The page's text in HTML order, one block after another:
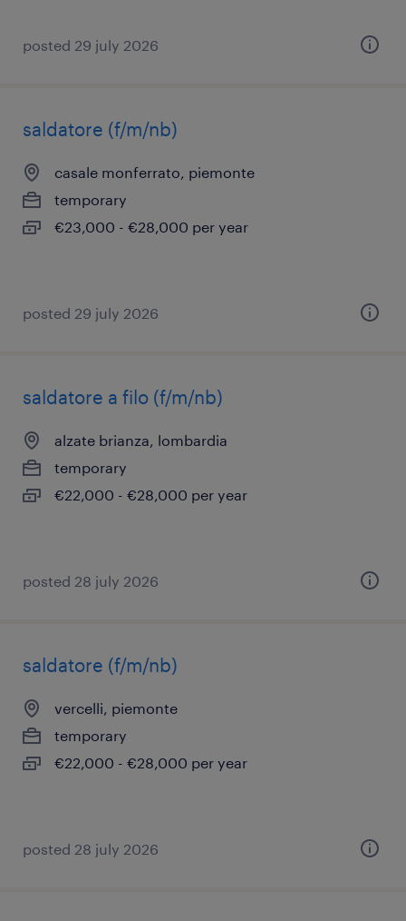
posted 29 july 2026
saldatore (f/m/nb)
casale monferrato, piemonte
temporary
€23,000 - €28,000 per year
posted 29 july 2026
saldatore a filo (f/m/nb)
alzate brianza, lombardia
temporary
€22,000 - €28,000 per year
posted 28 july 2026
saldatore (f/m/nb)
vercelli, piemonte
temporary
€22,000 - €28,000 per year
posted 28 july 2026